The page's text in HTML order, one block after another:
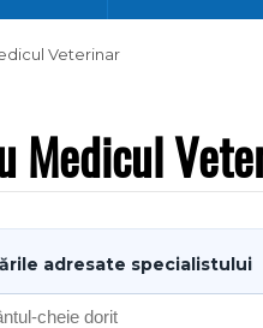
Veterinar
Medicul
adresate specialistului